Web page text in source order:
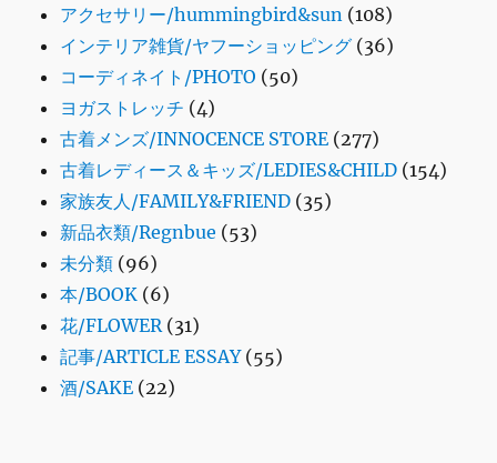
アクセサリー/hummingbird&sun (108)
インテリア雑貨/ヤフーショッピング (36)
コーディネイト/PHOTO (50)
ヨガストレッチ (4)
古着メンズ/INNOCENCE STORE (277)
古着レディース＆キッズ/LEDIES&CHILD (154)
家族友人/FAMILY&FRIEND (35)
新品衣類/Regnbue (53)
未分類 (96)
本/BOOK (6)
花/FLOWER(31)
記事/ARTICLE ESSAY(55)
酒/SAKE (22)